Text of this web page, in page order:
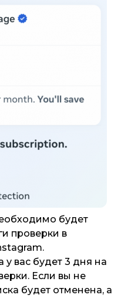
будет
проверки в
у вас будет 3 дня на
Если вы не
будет отменена, а